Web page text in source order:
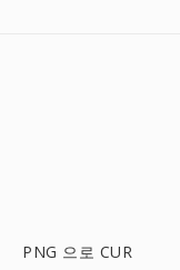
PNG 으로 CUR